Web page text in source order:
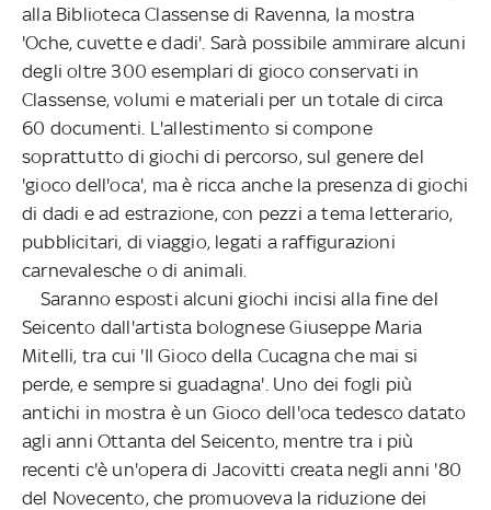
alla Biblioteca Classense di Ravenna, la mostra
'Oche, cuvette e dadi'. Sarà possibile ammirare alcuni
degli oltre 300 esemplari di gioco conservati in
Classense, volumi e materiali per un totale di circa
60 documenti. L'allestimento si compone
soprattutto di giochi di percorso, sul genere del
'gioco dell'oca', ma è ricca anche la presenza di giochi
di dadi e ad estrazione, con pezzi a tema letterario,
pubblicitari, di viaggio, legati a raffigurazioni
carnevalesche o di animali.
Saranno esposti alcuni giochi incisi alla fine del
Seicento dall'artista bolognese Giuseppe Maria
Mitelli, tra cui 'Il Gioco della Cucagna che mai si
perde, e sempre si guadagna'. Uno dei fogli più
antichi in mostra è un Gioco dell'oca tedesco datato
agli anni Ottanta del Seicento, mentre tra i più
recenti c'è un'opera di Jacovitti creata negli anni '80
del Novecento, che promuoveva la riduzione dei